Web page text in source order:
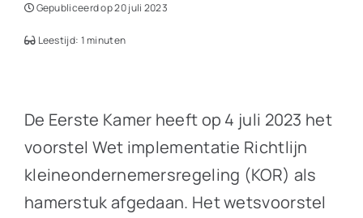
Gepubliceerd op 20 juli 2023
Leestijd: 1 minuten
De Eerste Kamer heeft op 4 juli 2023 het
voorstel Wet implementatie Richtlijn
kleineondernemersregeling (KOR) als
hamerstuk afgedaan. Het wetsvoorstel